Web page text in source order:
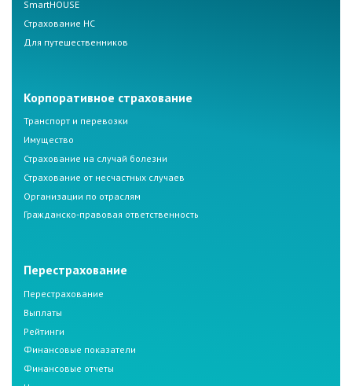
SmartHOUSE
Страхование НС
Для путешественников
Корпоративное страхование
Транспорт и перевозки
Имущество
Страхование на случай болезни
Страхование от несчастных случаев
Организации по отраслям
Гражданско-правовая ответственность
Перестрахование
Перестрахование
Выплаты
Рейтинги
Финансовые показатели
Финансовые отчеты